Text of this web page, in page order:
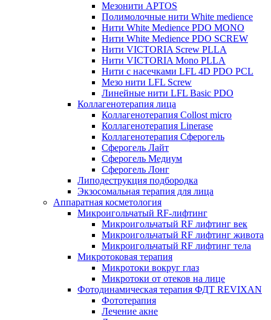
Мезонити APTOS
Полимолочные нити White medience
Нити White Medience PDO MONO
Нити White Medience PDO SCREW
Нити VICTORIA Screw PLLA
Нити VICTORIA Mono PLLA
Нити с насечками LFL 4D PDO PCL
Мезо нити LFL Screw
Линейные нити LFL Basic PDO
Коллагенотерапия лица
Коллагенотерапия Collost micro
Коллагенотерапия Linerase
Коллагенотерапия Сферогель
Сферогель Лайт
Сферогель Медиум
Сферогель Лонг
Липодеструкция подбородка
Экзосомальная терапия для лица
Аппаратная косметология
Микроигольчатый RF-лифтинг
Микроигольчатый RF лифтинг век
Микроигольчатый RF лифтинг живота
Микроигольчатый RF лифтинг тела
Микротоковая терапия
Микротоки вокруг глаз
Микротоки от отеков на лице
Фотодинамическая терапия ФДТ REVIXAN
Фототерапия
Лечение акне